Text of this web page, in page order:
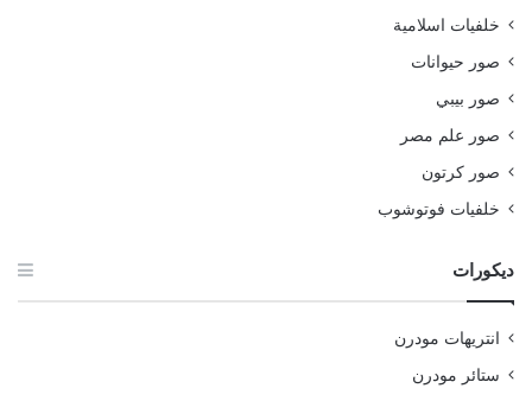
خلفيات اسلامية
صور حيوانات
صور بيبي
صور علم مصر
صور كرتون
خلفيات فوتوشوب
ديكورات
انتريهات مودرن
ستائر مودرن